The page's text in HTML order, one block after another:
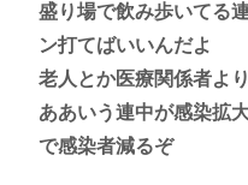
盛り場で飲み歩いてる
ン打てばいいんだよ
老人とか医療関係者よ
ああいう連中が感染拡
で感染者減るぞ